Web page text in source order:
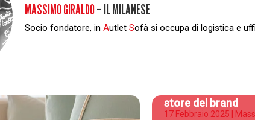
MASSIMO GIRALDO– IL MILANESE
Socio fondatore, inAutletSofà si occupa di logistica e
store del brand
17 Febbraio 2025 |